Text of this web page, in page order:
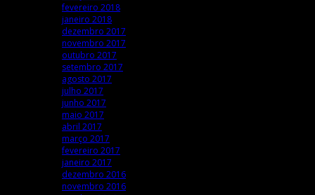
fevereiro 2018
janeiro 2018
dezembro 2017
novembro 2017
outubro 2017
setembro 2017
agosto 2017
julho 2017
junho 2017
maio 2017
abril 2017
março 2017
fevereiro 2017
janeiro 2017
dezembro 2016
novembro 2016